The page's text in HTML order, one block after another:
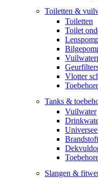
Toiletten &
Toiletten
Toilet
Vlotter
Tanks &
Vuilwater
Slangen &